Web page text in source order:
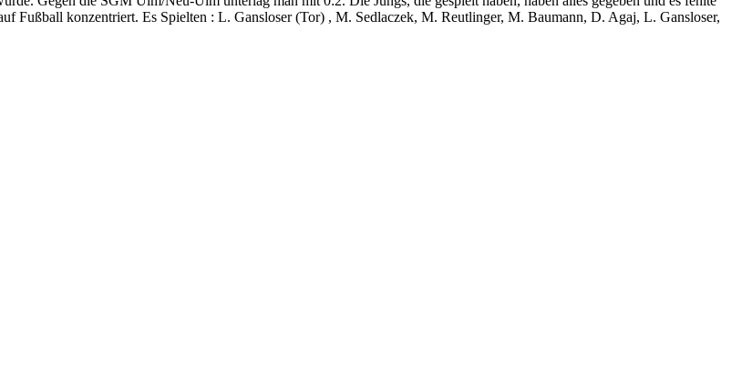
Fußball konzentriert. Es Spielten : L. Gansloser (Tor) , M. Sedlaczek, M. Reutlinger, M. Baumann, D. Agaj, L. Gansloser,